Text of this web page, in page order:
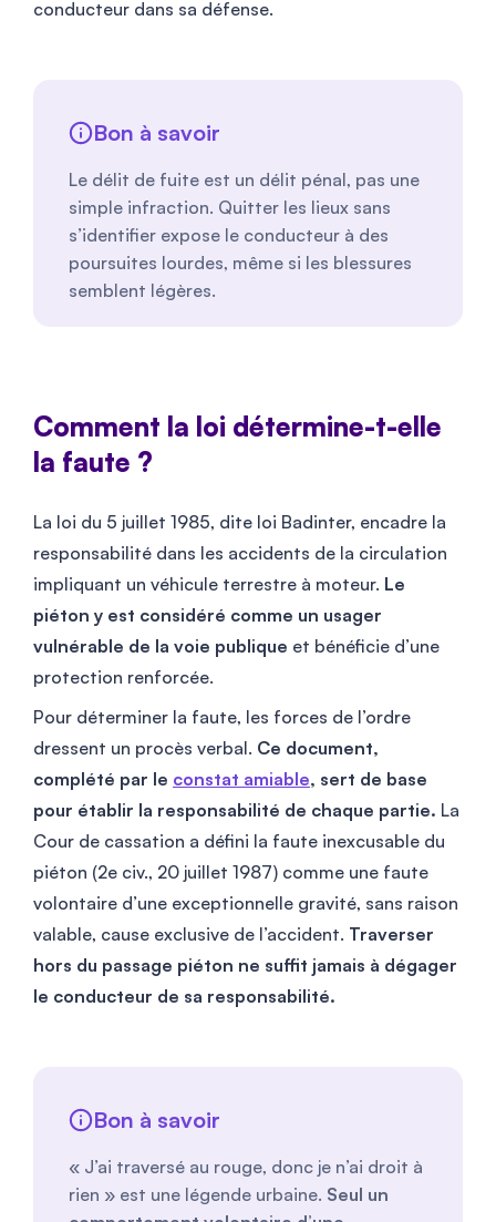
conducteur dans sa défense.
Bon à savoir
Le délit de fuite est un délit pénal, pas une
simple infraction. Quitter les lieux sans
s’identifier expose le conducteur à des
poursuites lourdes, même si les blessures
semblent légères.
Comment la loi détermine-t-elle
la faute ?
La loi du 5 juillet 1985, dite loi Badinter, encadre la
responsabilité dans les accidents de la circulation
impliquant un véhicule terrestre à moteur. Le
piéton y est considéré comme un usager
vulnérable de la voie publique et bénéficie d’une
protection renforcée.
Pour déterminer la faute, les forces de l’ordre
dressent un procès verbal. Ce document,
complété par le constat amiable, sert de base
pour établir la responsabilité de chaque partie. La
Cour de cassation a défini la faute inexcusable du
piéton (2e civ., 20 juillet 1987) comme une faute
volontaire d’une exceptionnelle gravité, sans raison
valable, cause exclusive de l’accident. Traverser
hors du passage piéton ne suffit jamais à dégager
le conducteur de sa responsabilité.
Bon à savoir
« J’ai traversé au rouge, donc je n’ai droit à
rien » est une légende urbaine. Seul un